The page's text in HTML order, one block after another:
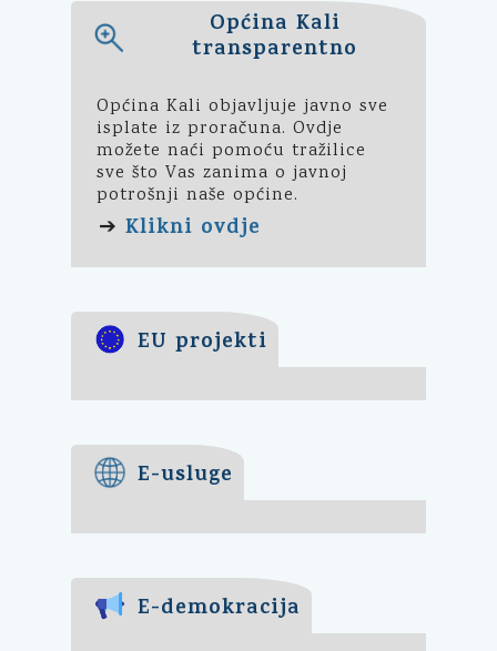
Općina Kali
transparentno
Općina Kali objavljuje javno sve
isplate iz proračuna. Ovdje
možete naći pomoću tražilice
sve što Vas zanima o javnoj
potrošnji naše općine.
➔ Klikni ovdje
EU projekti
E-usluge
E-demokracija